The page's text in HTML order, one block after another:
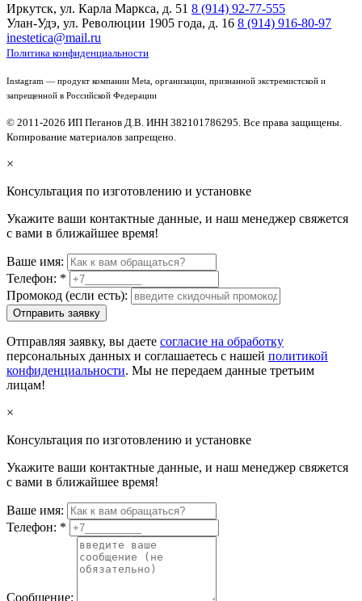
Иркутск, ул. Карла Маркса, д. 51 8 (914) 92-77-555
Улан-Удэ, ул. Революции 1905 года, д. 16 8 (914) 916-80-97
inestetica@mail.ru
Политика конфиденциальности
Instagram — продукт компании Meta, организации, признанной экстремистской и
запрещенной в Российской Федерации
© 2011-2026 ИП Пеганов Д.В. ИНН 382101786295. Все права защищены.
Копирование материалов запрещено.
×
Консультация по изготовлению и установке
Укажите ваши контактные данные, и наш менеджер свяжется
с вами в ближайшее время!
Ваше имя:
Телефон: *
Промокод (если есть):
Отправить заявку
Отправляя заявку, вы даете согласие на обработку
персональных данных и соглашаетесь с нашей политикой
конфиденциальности. Мы не передаем данные третьим
лицам!
×
Консультация по изготовлению и установке
Укажите ваши контактные данные, и наш менеджер свяжется
с вами в ближайшее время!
Ваше имя:
Телефон: *
Сообщение: